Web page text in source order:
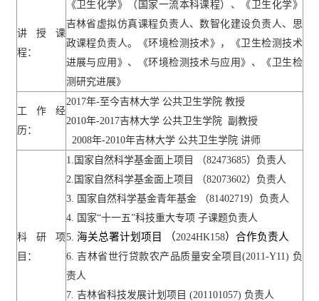
讲授课
程：
《卫生化学》（国家一流本科课程）、《卫生化学》
吉林省虚拟仿真课程负责人、数智化建设负责人、思
政课程负责人。《环境检测技术》，《卫生检测技术
进展与应用》、《环境检测技术与应用》、《卫生检
测研究进展》
工作经
历：
2017年-至今吉林大学 公共卫生学院 教授
2010年-2017吉林大学 公共卫生学院
副教授
2008年-2010年吉林大学 公共卫生学院 讲师
科研项
目：
1. 国家自然科学基金面上项目 （82473685）负责人
2. 国家自然科学基金面上项目 （82073602）负责人
3.
国家自然科学基金青年基金 （81402719）负责人
4.
国家“十一五”科技重大专项 子课题负责人
5. 海关总署计划项目 （ 2024HK158）合作负责人
6. 吉林省世行贷款农产品质量安全项目 (2011-Y11) 负
责人
7. 吉林省科技发展计划项目 (201101057) 负责人